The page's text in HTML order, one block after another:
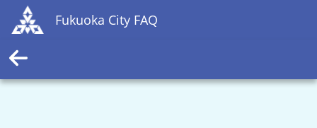
Fukuoka City FAQ